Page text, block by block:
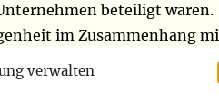
verwalten
beteiligt waren.
im Zusammenhang
wurde bereits nach
von denen 2016 die